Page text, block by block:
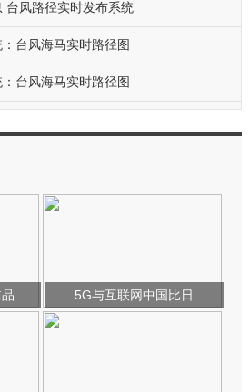
台风路径实时发布系统
台风海马实时路径图
台风海马实时路径图
5G与互联网中国比日